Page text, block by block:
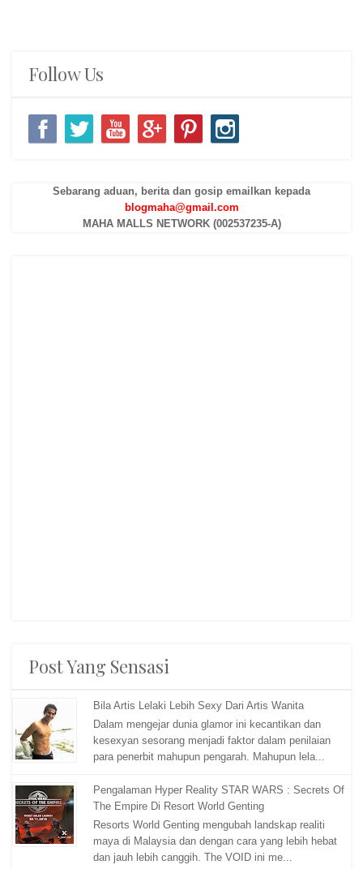
Follow Us
Sebarang aduan, berita dan gosip emailkan kepada
blogmaha@gmail.com
MAHA MALLS NETWORK (002537235-A)
Post Yang Sensasi
Bila Artis Lelaki Lebih Sexy Dari Artis Wanita
Dalam mengejar dunia glamor ini kecantikan dan
kesexyan sesorang menjadi faktor dalam penilaian
para penerbit mahupun pengarah. Mahupun lela...
Pengalaman Hyper Reality STAR WARS : Secrets Of
The Empire Di Resort World Genting
Resorts World Genting mengubah landskap realiti
maya di Malaysia dan dengan cara yang lebih hebat
dan jauh lebih canggih. The VOID ini me...